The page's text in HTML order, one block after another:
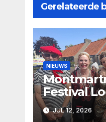
Gerelateerde
NIEUWS
Festival
JUL 12, 2026